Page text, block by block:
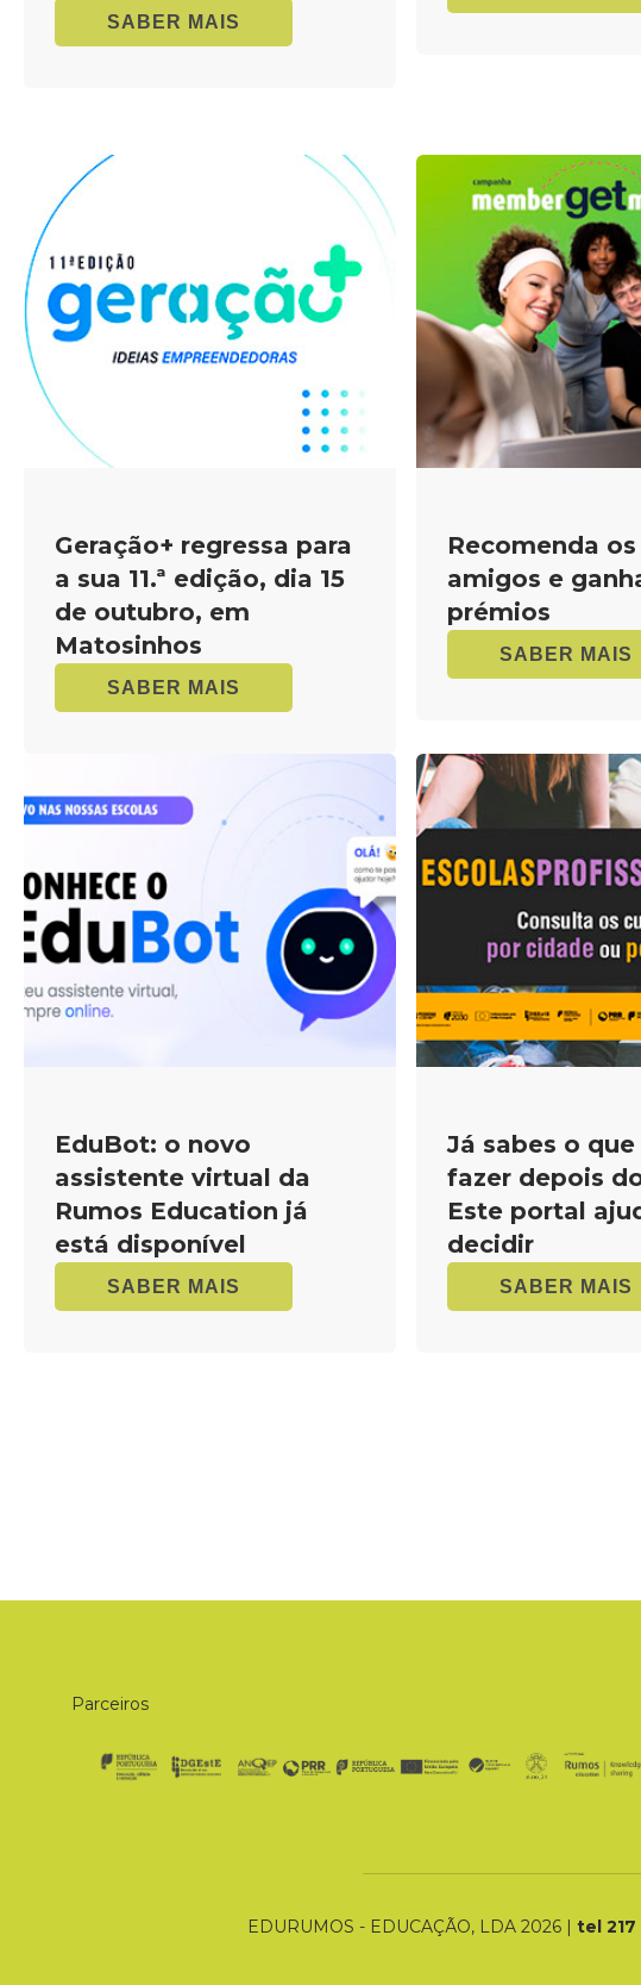
SABER MAIS
Geração+ regressa para
a sua 11.ª edição, dia 15
de outubro, em
Matosinhos
SABER MAIS
Recomenda
amigos e
prémios
SABER MAIS
EduBot: o novo
assistente virtual da
Rumos Education já
está disponível
SABER MAIS
Já sabes o que
fazer depois
Este portal
decidir
SABER MAIS
Parceiros
EDURUMOS - EDUCAÇÃO, LDA 2026 | tel 217